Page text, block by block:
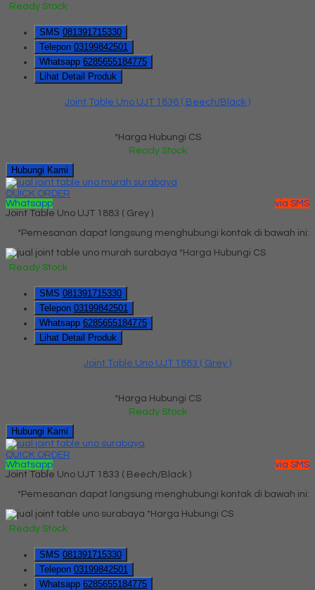
Ready Stock
SMS 081391715330
Telepon 03199842501
Whatsapp 6285655184775
Lihat Detail Produk
Joint Table Uno UJT 1836 ( Beech/Black )
*Harga Hubungi CS
Ready Stock
Hubungi Kami
QUICK ORDER
Whatsapp
via SMS
Joint Table Uno UJT 1883 ( Grey )
*Pemesanan dapat langsung menghubungi kontak di bawah ini:
*Harga Hubungi CS
Ready Stock
SMS 081391715330
Telepon 03199842501
Whatsapp 6285655184775
Lihat Detail Produk
Joint Table Uno UJT 1883 ( Grey )
*Harga Hubungi CS
Ready Stock
Hubungi Kami
QUICK ORDER
Whatsapp
via SMS
Joint Table Uno UJT 1833 ( Beech/Black )
*Pemesanan dapat langsung menghubungi kontak di bawah ini:
*Harga Hubungi CS
Ready Stock
SMS 081391715330
Telepon 03199842501
Whatsapp 6285655184775